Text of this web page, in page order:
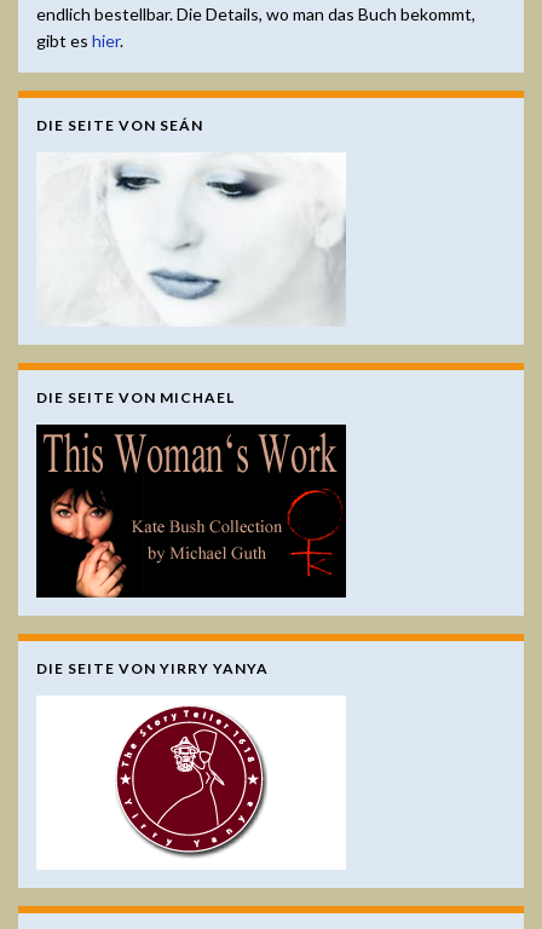
endlich bestellbar. Die Details, wo man das Buch bekommt,
gibt es hier.
DIE SEITE VON SEÁN
DIE SEITE VON MICHAEL
DIE SEITE VON YIRRY YANYA